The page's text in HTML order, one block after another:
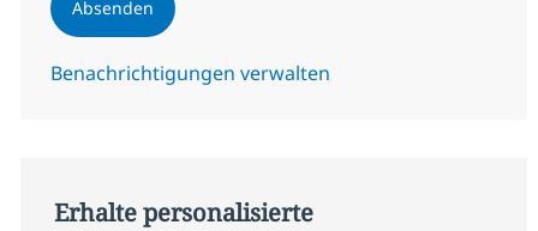
Absenden
Benachrichtigungen verwalten
Erhalte personalisierte